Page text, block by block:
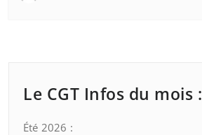
Le CGT Infos du mois :
Été 2026 :